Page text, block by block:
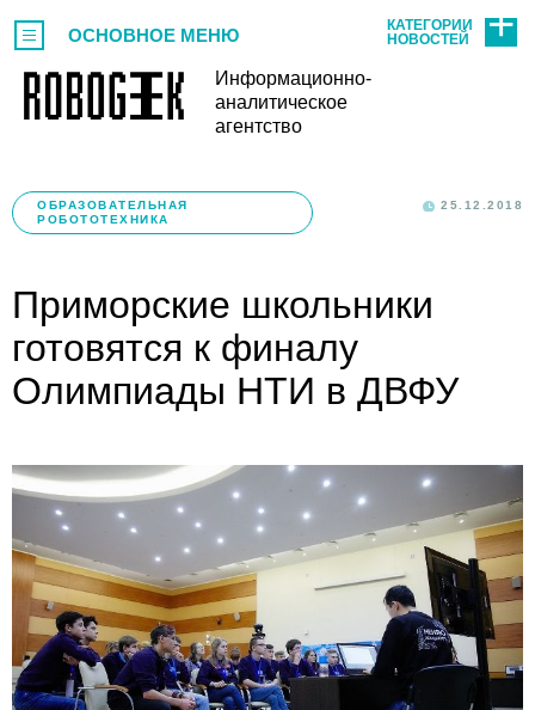
Информационно-
аналитическое
агентство
ОСНОВНОЕ МЕНЮ
КАТЕГОРИИ
НОВОСТЕЙ
ОБРАЗОВАТЕЛЬНАЯ
РОБОТОТЕХНИКА
25.12.2018
Приморские школьники
готовятся к финалу
Олимпиады НТИ в ДВФУ